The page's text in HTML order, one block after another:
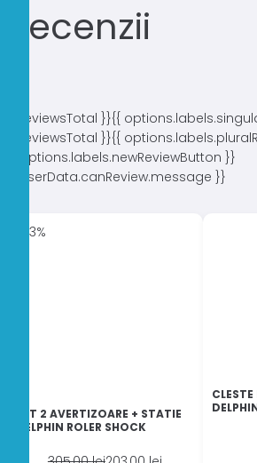
Recenzii
{{ reviewsTotal }}{{
{{ reviewsTotal }}{{
{{ options.labels.newReviewButton }}
{{ userData.canReview.message }}
-33%
SET 2 AVERTIZOARE + STATIE
DELPHIN ROLER SHOCK